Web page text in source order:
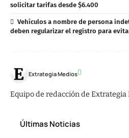
solicitar tarifas desde $6.400
Vehículos a nombre de persona
deben regularizar el registro para
Extrategia Medios
Equipo de redacción de Extrategia
Últimas Noticias